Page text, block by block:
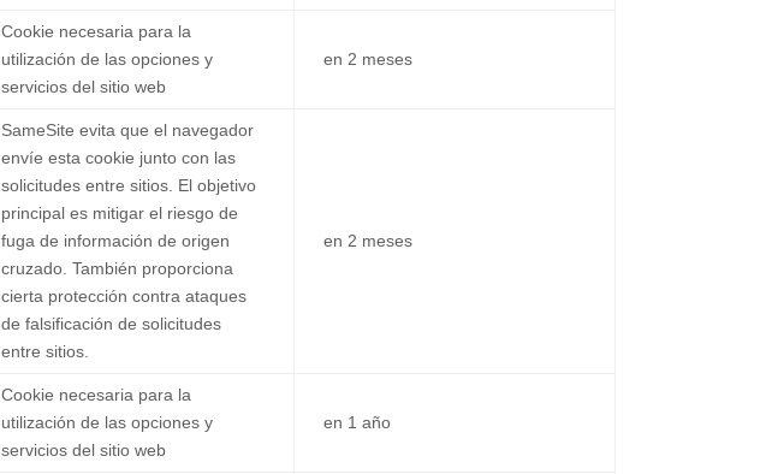
Cookie necesaria para la
utilización de las opciones y
servicios del sitio web
en 2 meses
SameSite evita que el navegador
envíe esta cookie junto con las
solicitudes entre sitios. El objetivo
principal es mitigar el riesgo de
fuga de información de origen
cruzado. También proporciona
cierta protección contra ataques
de falsificación de solicitudes
entre sitios.
en 2 meses
Cookie necesaria para la
utilización de las opciones y
servicios del sitio web
en 1 año